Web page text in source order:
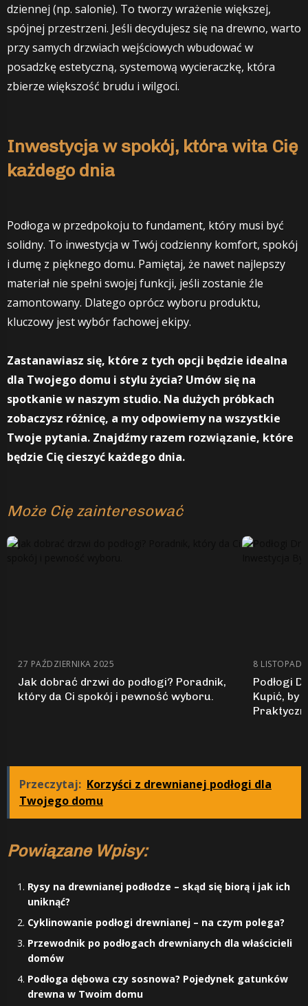
dziennej (np. salonie). To tworzy wrażenie większej,
spójnej przestrzeni. Jeśli decydujesz się na drewno, warto
przy samych drzwiach wejściowych wbudować w
posadzkę estetyczną, systemową wycieraczkę, która
zbierze większość brudu i wilgoci.
Inwestycja w spokój, która wita Cię
każdego dnia
Podłoga w przedpokoju to fundament, który musi być
solidny. To inwestycja w Twój codzienny komfort, spokój
i dumę z pięknego domu. Pamiętaj, że nawet najlepszy
materiał nie spełni swojej funkcji, jeśli zostanie źle
zamontowany. Dlatego oprócz wyboru produktu,
kluczowy jest wybór fachowej ekipy.
Zastanawiasz się, które z tych opcji będzie idealna
dla Twojego domu i stylu życia? Umów się na
spotkanie w naszym studio. Na dużych próbkach
zobaczysz różnicę, a my odpowiemy na wszystkie
Twoje pytania. Znajdźmy razem rozwiązanie, które
będzie Cię cieszyć każdego dnia.
Może Cię zainteresować
27 PAŹDZIERNIKA 2025
Jak dobrać drzwi do podłogi? Poradnik,
który da Ci spokój i pewność wyboru.
8
Podłogi
Kupić, by
Przeczytaj: Korzyści z drewnianej podłogi dla
Twojego domu
Powiązane Wpisy:
Rysy na drewnianej podłodze – skąd się biorą i jak ich
uniknąć?
Cyklinowanie podłogi drewnianej – na czym polega?
Przewodnik po podłogach drewnianych dla właścicieli
domów
Podłoga dębowa czy sosnowa? Pojedynek gatunków
drewna w Twoim domu